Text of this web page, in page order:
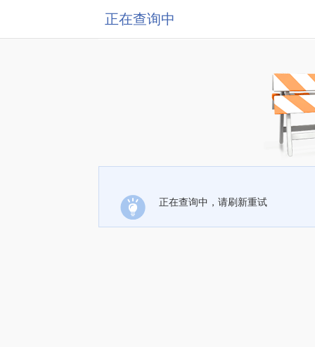
正在查询中
正在查询中，请刷新重试